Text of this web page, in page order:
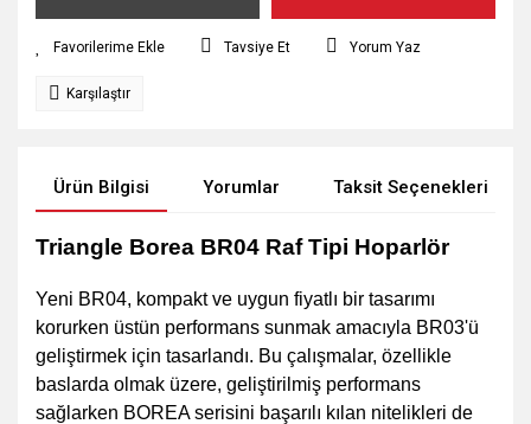
Tavsiye Et Yorum Yaz
Karşılaştır
Ürün Bilgisi Yorumlar Taksit Seçenekleri
Triangle Borea BR04 Raf Tipi Hoparlör
Yeni BR04, kompakt ve uygun fiyatlı bir tasarımı
korurken üstün performans sunmak amacıyla BR03'ü
geliştirmek için tasarlandı. Bu çalışmalar, özellikle
baslarda olmak üzere, geliştirilmiş performans
sağlarken BOREA serisini başarılı kılan nitelikleri de